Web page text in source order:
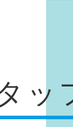
ッ